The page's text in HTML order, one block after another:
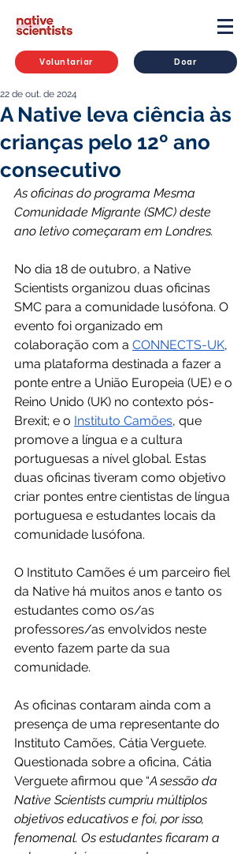
Voluntariar Doar
A Native leva ciência às
crianças pelo 12º ano
consecutivo
22 de out. de 2024
As oficinas do programa Mesma
Comunidade Migrante (SMC) deste
ano letivo começaram em Londres.
No dia 18 de outubro, a Native
Scientists organizou duas oficinas
SMC para a comunidade lusófona. O
evento foi organizado em
colaboração com a CONNECTS-UK,
uma plataforma destinada a fazer a
ponte entre a União Europeia (UE) e o
Reino Unido (UK) no contexto pós-
Brexit; e o Instituto Camões, que
promove a língua e a cultura
portuguesas a nível global. Estas
duas oficinas tiveram como objetivo
criar pontes entre cientistas de língua
portuguesa e estudantes locais da
comunidade lusófona.
O Instituto Camões é um parceiro fiel
da Native há muitos anos e tanto os
estudantes como os/as
professores/as envolvidos neste
evento fazem parte da sua
comunidade.
As oficinas contaram ainda com a
presença de uma representante do
Instituto Camões, Cátia Verguete.
Questionada sobre a oficina, Cátia
Verguete afirmou que “A sessão da
Native Scientists cumpriu múltiplos
objetivos educativos e foi, por isso,
fenomenal. Os estudantes ficaram a